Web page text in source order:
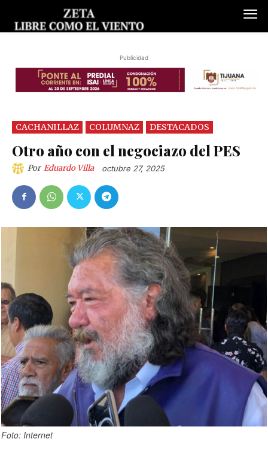
Publicidad
CACHANILLAZ COLUMNAZ DESTACADOS
Otro año con el negociazo del PES
Por Eduardo Villa octubre 27, 2025
Foto: Internet